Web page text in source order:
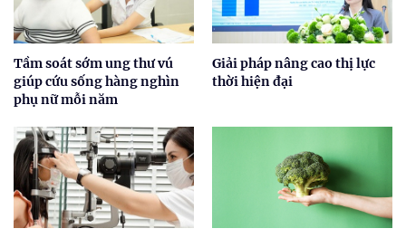
Tầm soát sớm ung thư vú
giúp cứu sống hàng nghìn
phụ nữ mỗi năm
Giải pháp nâng cao thị lực
thời hiện đại